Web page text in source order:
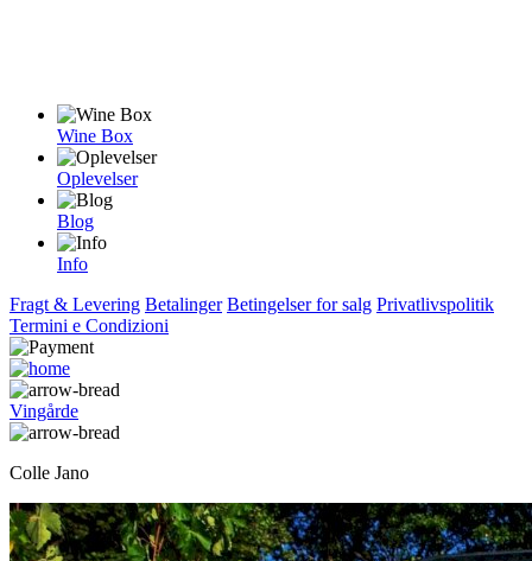
Wine Box
Oplevelser
Blog
Info
Fragt & Levering Betalinger Betingelser for salg Privatlivspolitik
Termini e Condizioni
Vingårde
Colle Jano